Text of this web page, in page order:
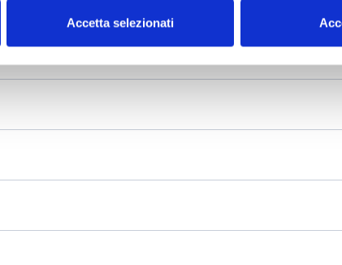
Accetta selezionati